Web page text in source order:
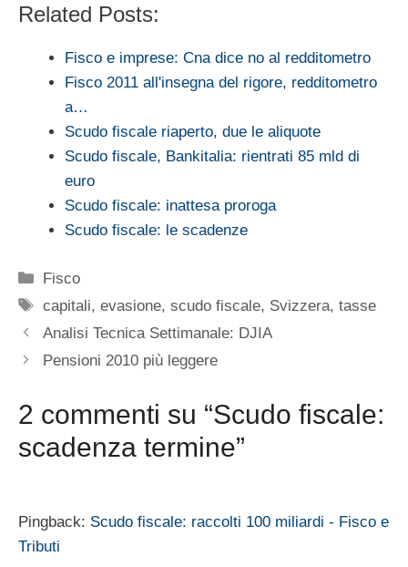
Related Posts:
Fisco e imprese: Cna dice no al redditometro
Fisco 2011 all'insegna del rigore, redditometro
a…
Scudo fiscale riaperto, due le aliquote
Scudo fiscale, Bankitalia: rientrati 85 mld di
euro
Scudo fiscale: inattesa proroga
Scudo fiscale: le scadenze
Categorie
Fisco
Tag
capitali,evasione,scudo fiscale, Svizzera,tasse
Analisi Tecnica Settimanale: DJIA
Pensioni 2010 più leggere
2 commenti su “Scudo fiscale:
scadenza termine”
Pingback: Scudo fiscale: raccolti 100 miliardi - Fisco e
Tributi